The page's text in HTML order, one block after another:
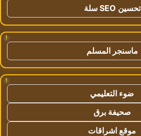
تحسين SEO سلة
!
ماسنجر المسلم
!
ضوء التعليمي
صحيفة برق
موقع اشراقات